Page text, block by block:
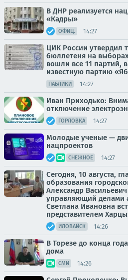
В ДНР реализуется
«Кадры»
ОФИЦ. 14:27
ЦИК России утвердил
бюллетеня на
вошли все 11 партий,
известную партию
ПАБЛИКИ 14:27
Иван Приходько:
отключение
ГОРЛОВКА 14:27
Молодые ученые —
нацпроектов
СНЕЖНОЕ 14:27
Сегодня, 10 августа,
образования
Александр
управляющий делами
Светлана Ивановна
представителем
ИЛОВАЙСК 14:26
В Торезе до конца
дома
СМИ 14:26